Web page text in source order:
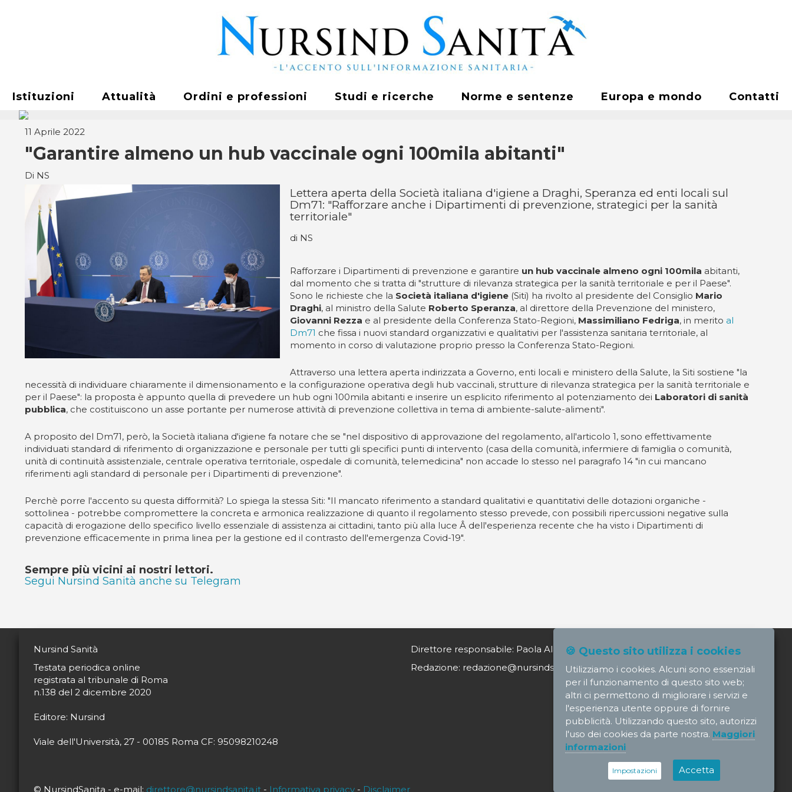
Istituzioni Attualità Ordini e professioni Studi e ricerche Norme e sentenze Europa e mondo Contatti
11 Aprile 2022
"Garantire almeno un hub vaccinale ogni 100mila abitanti"
Di NS
Lettera aperta della Società italiana d'igiene a Draghi, Speranza ed enti locali sul
Dm71: "Rafforzare anche i Dipartimenti di prevenzione, strategici per la sanità
territoriale"
di NS
Rafforzare i Dipartimenti di prevenzione e garantire un hub vaccinale almeno ogni 100mila abitanti,
dal momento che si tratta di "strutture di rilevanza strategica per la sanità territoriale e per il Paese".
Sono le richieste che la Società italiana d'igiene (Siti) ha rivolto al presidente del Consiglio Mario
Draghi, al ministro della Salute Roberto Speranza, al direttore della Prevenzione del ministero,
Giovanni Rezza e al presidente della Conferenza Stato-Regioni, Massimiliano Fedriga, in merito al
Dm71 che fissa i nuovi standard organizzativi e qualitativi per l'assistenza sanitaria territoriale, al
momento in corso di valutazione proprio presso la Conferenza Stato-Regioni.
Attraverso una lettera aperta indirizzata a Governo, enti locali e ministero della Salute, la Siti sostiene "la
necessità di individuare chiaramente il dimensionamento e la configurazione operativa degli hub vaccinali, strutture di rilevanza strategica per la sanità territoriale e
per il Paese": la proposta è appunto quella di prevedere un hub ogni 100mila abitanti e inserire un esplicito riferimento al potenziamento dei Laboratori di sanità
pubblica, che costituiscono un asse portante per numerose attività di prevenzione collettiva in tema di ambiente-salute-alimenti".
A proposito del Dm71, però, la Società italiana d'igiene fa notare che se "nel dispositivo di approvazione del regolamento, all'articolo 1, sono effettivamente
individuati standard di riferimento di organizzazione e personale per tutti gli specifici punti di intervento (casa della comunità, infermiere di famiglia o comunità,
unità di continuità assistenziale, centrale operativa territoriale, ospedale di comunità, telemedicina" non accade lo stesso nel paragrafo 14 "in cui mancano
riferimenti agli standard di personale per i Dipartimenti di prevenzione".
Perchè porre l'accento su questa difformità? Lo spiega la stessa Siti: "Il mancato riferimento a standard qualitativi e quantitativi delle dotazioni organiche -
sottolinea - potrebbe compromettere la concreta e armonica realizzazione di quanto il regolamento stesso prevede, con possibili ripercussioni negative sulla
capacità di erogazione dello specifico livello essenziale di assistenza ai cittadini, tanto più alla luce Â dell'esperienza recente che ha visto i Dipartimenti di
prevenzione efficacemente in prima linea per la gestione ed il contrasto dell'emergenza Covid-19".
Sempre più vicini ai nostri lettori.
Segui Nursind Sanità anche su Telegram
Nursind Sanità
Testata periodica online
registrata al tribunale di Roma
n.138 del 2 dicembre 2020
Editore: Nursind
Viale dell'Università, 27 - 00185 Roma CF: 95098210248
Direttore responsabile: Paola Alagia direttore@nursindsanita.it
Redazione: redazione@nursindsanita.it
© NursindSanita - e-mail: direttore@nursindsanita.it - Informativa privacy - Disclaimer
🍪 Questo sito utilizza i cookies
Utilizziamo i cookies. Alcuni sono essenziali
per il funzionamento di questo sito web;
altri ci permettono di migliorare i servizi e
l'esperienza utente oppure di fornire
pubblicità. Utilizzando questo sito, autorizzi
l'uso dei cookies da parte nostra. Maggiori
informazioni
Impostazioni Accetta